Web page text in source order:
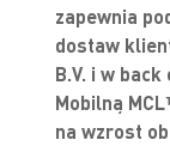
zapewnia
dostaw
B.V. i w
Mobilną
na wzrost